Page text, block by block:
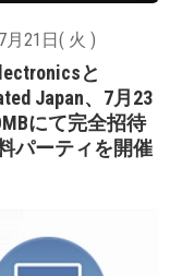
月21日( 火 )
と
Japan、7月23
にて完全招待
パーティを開催